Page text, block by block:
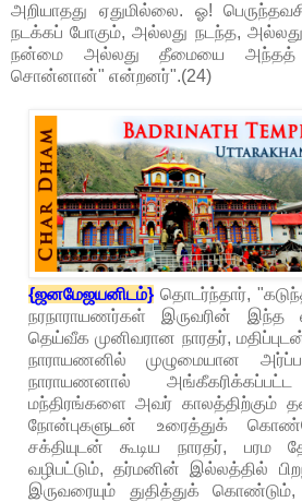
அறியாதது ஏதுமில்லை. ஓ!
நடக்கப் போகும், அல்லது நடந்த,
நன்மை அல்லது தீமையை அந்தத்
சொன்னான்" என்றனர்".(24)
{ஜனமேஜயனிடம்}தொடர்ந்தார்,
நரநாராயணர்கள் இருவரின் இந்த
தெய்வீக முனிவரான நாரதர்,
நாராயணனில் முழுமையான
நாராயணனால்
மந்திரங்களை அவர் காலத்திற்கும்
நோன்புகளுடன் உரைத்துக்
சக்தியுடன் கூடிய நாரதர்,
வழிபட்டும், தர்மனின் இல்லத்தில்
இருவரையும் துதித்துக்